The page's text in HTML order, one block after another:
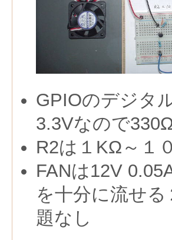
GPIOのデジタ
3.3Vなので
R2は１KΩ～１
FANは12V
を十分に流せ
題なし